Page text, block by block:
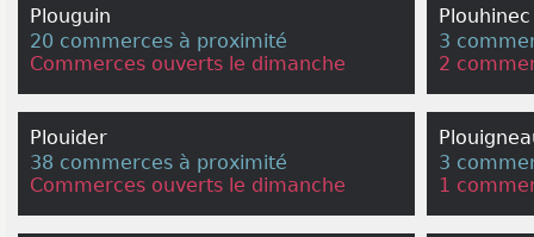
Plouguin
20 commerces à proximité
Commerces ouverts le dimanche
Plouhinec
3
2
Plouider
38 commerces à proximité
Commerces ouverts le dimanche
3
1